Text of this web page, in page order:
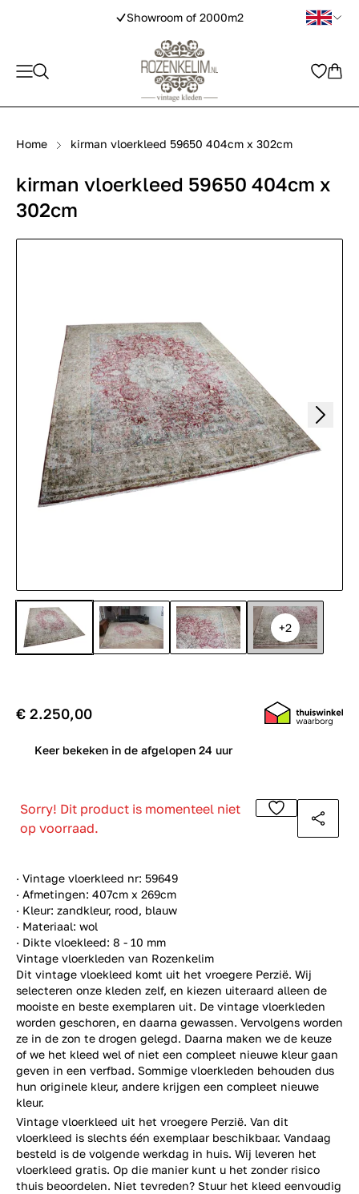
Showroom of 2000m2
Home kirman vloerkleed 59650 404cm x 302cm
+2
kirman vloerkleed 59650 404cm x
302cm
· Vintage vloerkleed nr: 59649
· Afmetingen: 407cm x 269cm
· Kleur: zandkleur, rood, blauw
· Materiaal: wol
· Dikte vloekleed: 8 - 10 mm
Vintage vloerkleden van Rozenkelim
Dit vintage vloekleed komt uit het vroegere Perzië. Wij
selecteren onze kleden zelf, en kiezen uiteraard alleen de
mooiste en beste exemplaren uit. De vintage vloerkleden
worden geschoren, en daarna gewassen. Vervolgens worden
ze in de zon te drogen gelegd. Daarna maken we de keuze
of we het kleed wel of niet een compleet nieuwe kleur gaan
geven in een verfbad. Sommige vloerkleden behouden dus
hun originele kleur, andere krijgen een compleet nieuwe
kleur.
€ 2.250,00
Keer bekeken in de afgelopen 24 uur
Sorry! Dit product is momenteel niet
op voorraad.
Vintage vloerkleed uit het vroegere Perzië. Van dit
vloerkleed is slechts één exemplaar beschikbaar. Vandaag
besteld is de volgende werkdag in huis. Wij leveren het
vloerkleed gratis. Op die manier kunt u het zonder risico
thuis beoordelen. Niet tevreden? Stuur het kleed eenvoudig